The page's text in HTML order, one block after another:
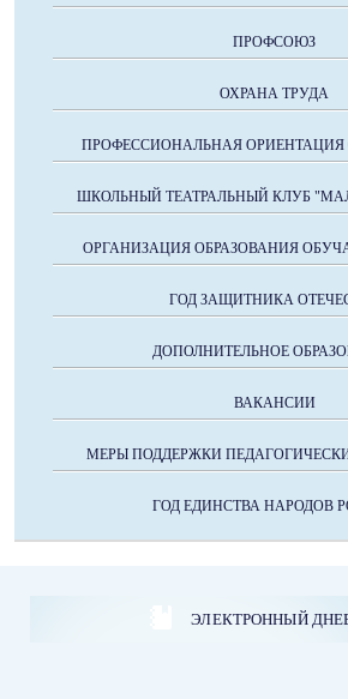
ПРОФСОЮЗ
ОХРАНА ТРУДА
ПРОФЕССИОНАЛЬНАЯ
ШКОЛЬНЫЙ ТЕАТРАЛЬНЫЙ КЛУБ
ОРГАНИЗАЦИЯ ОБРАЗОВАНИЯ
ГОД ЗАЩИТНИКА
ДОПОЛНИТЕЛЬНОЕ
ВАКАНСИИ
МЕРЫ ПОДДЕРЖКИ
ГОД ЕДИНСТВА НАРОДОВ
ЭЛЕКТРОННЫЙ